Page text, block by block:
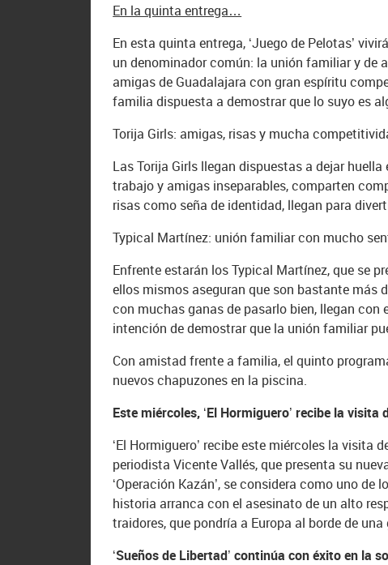
En la quinta entrega…
En esta quinta entrega, ‘Juego de Pelotas’
un denominador común: la unión familiar y de
amigas de Guadalajara con gran espíritu
familia dispuesta a demostrar que lo suyo es
Torija Girls: amigas, risas y mucha
Las Torija Girls llegan dispuestas a dejar huella
trabajo y amigas inseparables, comparten
risas como seña de identidad, llegan para
Typical Martínez: unión familiar con mucho
Enfrente estarán los Typical Martínez, que se
ellos mismos aseguran que son bastante más
con muchas ganas de pasarlo bien, llegan
intención de demostrar que la unión familiar
Con amistad frente a familia, el quinto
nuevos chapuzones en la piscina.
Este miércoles, ‘El Hormiguero’ recibe la
‘El Hormiguero’ recibe este miércoles la visita
periodista Vicente Vallés, que presenta su
‘Operación Kazán’, se considera como uno
historia arranca con el asesinato de un alto
traidores, que pondría a Europa al borde de una
‘Sueños de Libertad’ continúa con éxito en la